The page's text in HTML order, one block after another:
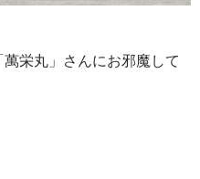
栄丸」さんにお邪魔して